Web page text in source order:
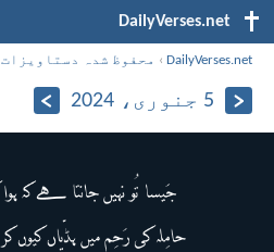
DailyVerses.net
DailyVerses.net
› محفوظ شدہ دستاویزات
5 جنوری، 2024